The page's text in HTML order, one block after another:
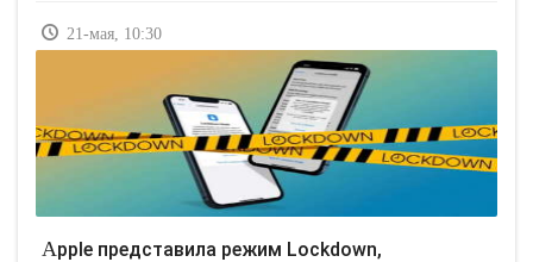
21-мая, 10:30
Apple представила режим Lockdown,